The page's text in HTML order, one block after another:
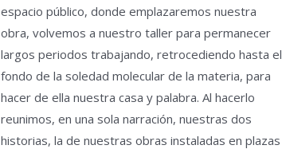
espacio público, donde emplazaremos nuestra
obra, volvemos a nuestro taller para permanecer
largos periodos trabajando, retrocediendo hasta el
fondo de la soledad molecular de la materia, para
hacer de ella nuestra casa y palabra. Al hacerlo
reunimos, en una sola narración, nuestras dos
historias, la de nuestras obras instaladas en plazas